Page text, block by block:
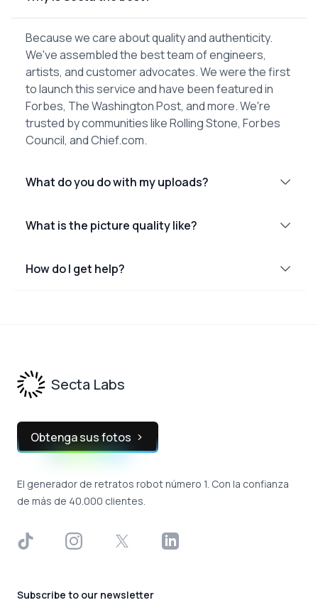
Because we care about quality and authenticity.
We've assembled the best team of engineers,
artists, and customer advocates. We were the first
to launch this service and have been featured in
Forbes, The Washington Post, and more. We're
trusted by communities like Rolling Stone, Forbes
Council, and Chief.com.
What do you do with my uploads?
What is the picture quality like?
How do I get help?
Secta Labs
Obtenga sus fotos
El generador de retratos robot número 1. Con la confianza
de más de 40.000 clientes.
TikTok InstagramX LinkedIn
Subscribe to our newsletter